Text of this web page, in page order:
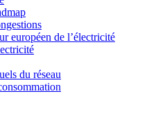
européen de l’électricité
du réseau